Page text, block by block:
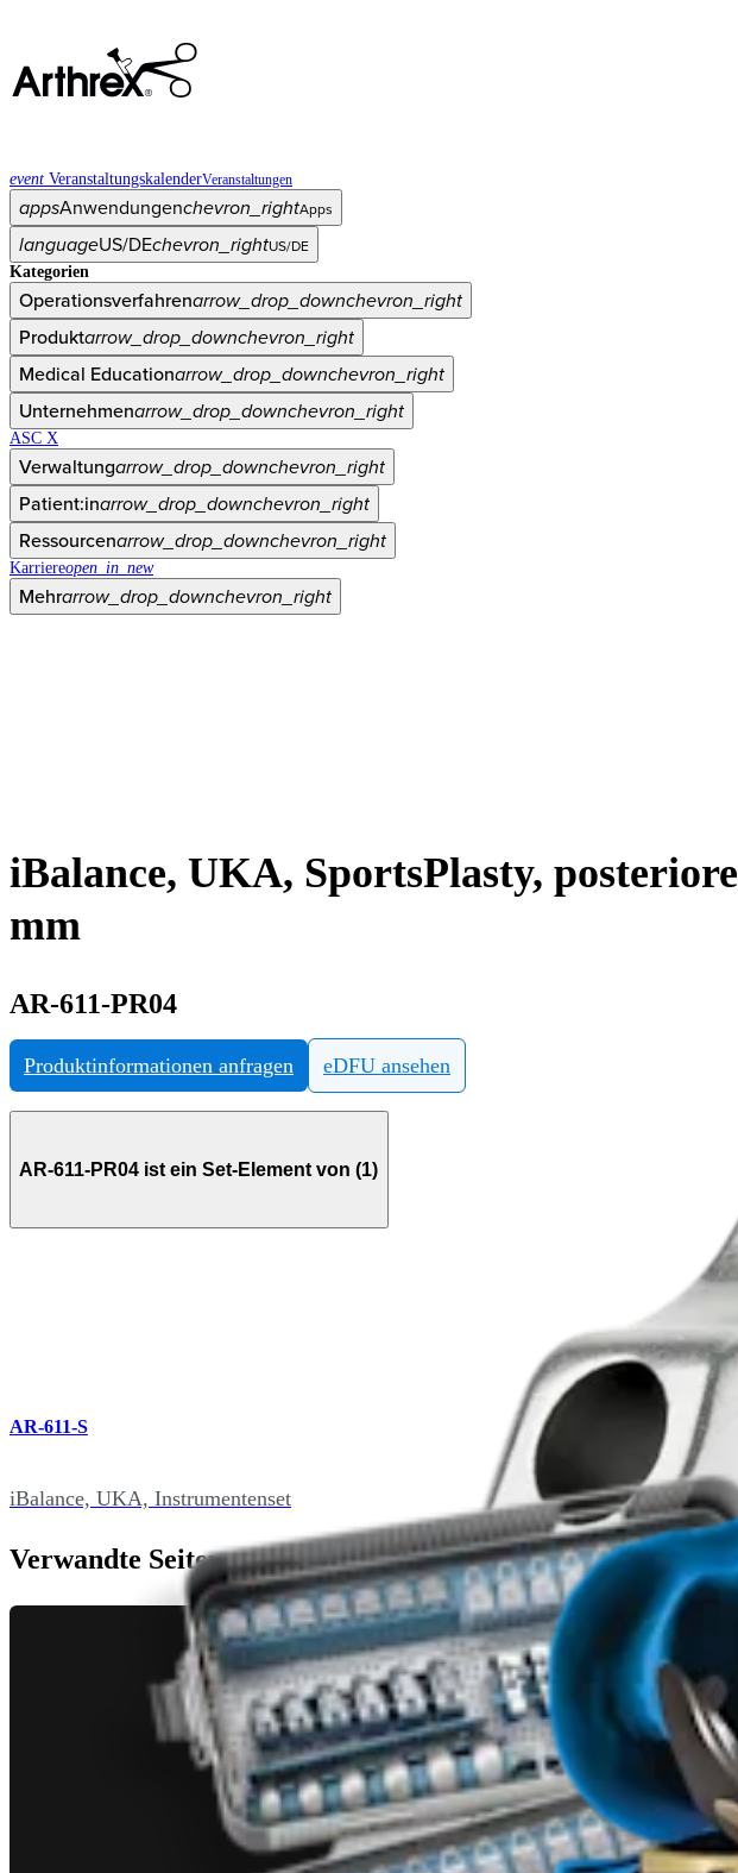
event VeranstaltungskalenderVeranstaltungen
appsAnwendungenchevron_rightApps
languageUS/DEchevron_rightUS/DE
Kategorien
Operationsverfahrenarrow_drop_downchevron_right
Produktarrow_drop_downchevron_right
Medical Educationarrow_drop_downchevron_right
Unternehmenarrow_drop_downchevron_right
ASC X
Verwaltungarrow_drop_downchevron_right
Patient:inarrow_drop_downchevron_right
Ressourcenarrow_drop_downchevron_right
Karriereopen_in_new
Mehrarrow_drop_downchevron_right
iBalance, UKA, SportsPlasty,
mm
AR-611-PR04
Produktinformationen anfragen eDFU ansehen
AR-611-PR04 ist ein Set-Element von (1)
AR-611-S
iBalance, UKA, Instrumentenset
Verwandte Seiten